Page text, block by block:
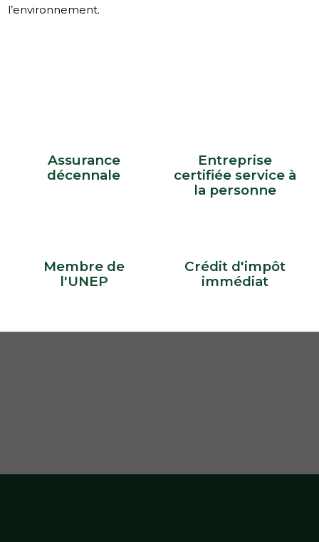
l’environnement.
Assurance
décennale
Entreprise
certifiée service à
la personne
Membre de
l'UNEP
Crédit d'impôt
immédiat